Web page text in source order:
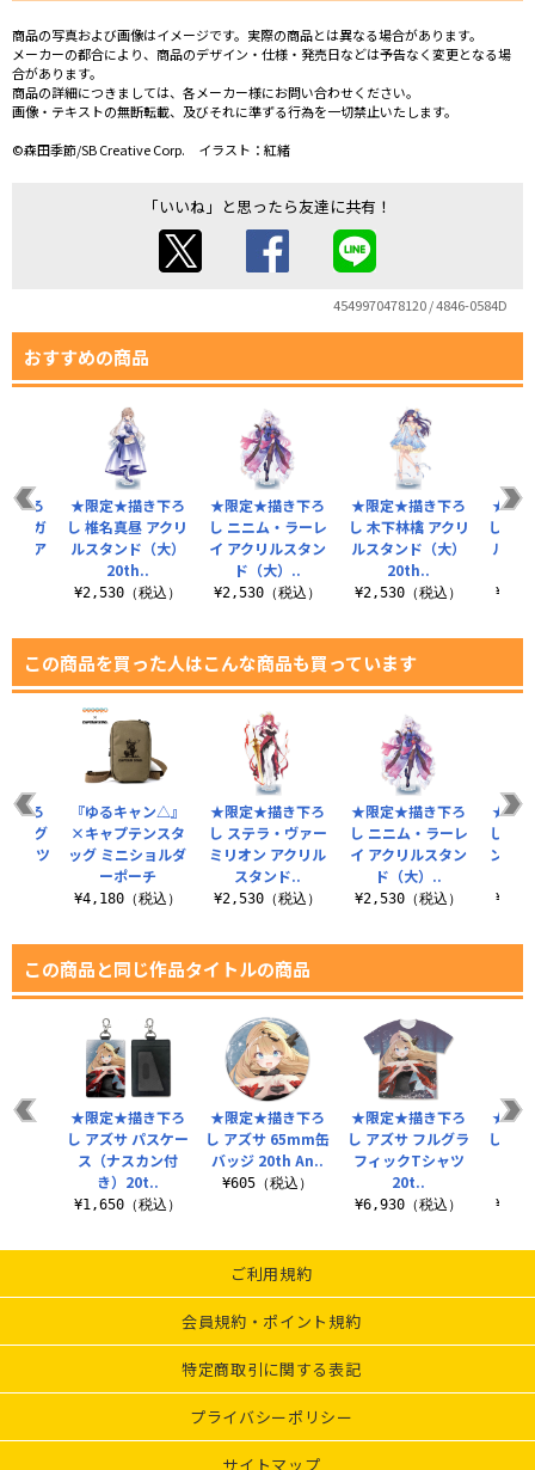
商品の写真および画像はイメージです。実際の商品とは異なる場合があります。
メーカーの都合により、商品のデザイン・仕様・発売日などは予告なく変更となる場
合があります。
商品の詳細につきましては、各メーカー様にお問い合わせください。
画像・テキストの無断転載、及びそれに準ずる行為を一切禁止いたします。
©森田季節/SB Creative Corp. イラスト：紅緒
「いいね」と思ったら友達に共有！
4549970478120 / 4846-0584D
おすすめの商品
★限定★描き下ろ
し ニニム・ラーレ
イ アクリルスタン
ド（大）..
¥2,530（税込）
★限定★描き下ろ
し 木下林檎 アクリ
ルスタンド（大）
20th..
¥2,530（税込）
★限
し ニ
ルス
下ろ
・ガ
ド ア
★限定★描き下ろ
し 椎名真昼 アクリ
ルスタンド（大）
20th..
¥2,530（税込）
この商品を買った人はこんな商品も買っています
★限定★描き下ろ
し ステラ・ヴァー
ミリオン アクリル
スタンド..
¥2,530（税込）
★限定★描き下ろ
し ニニム・ラーレ
イ アクリルスタン
ド（大）..
¥2,530（税込）
★限
し テ
ンデ
下ろ
フルグ
シャツ
『ゆるキャン△』
×キャプテンスタ
ッグ ミニショルダ
ーポーチ
¥4,180（税込）
この商品と同じ作品タイトルの商品
★限定★描き下ろ
し アズサ 65mm缶
バッジ 20th An..
¥605（税込）
★限定★描き下ろ
し アズサ フルグラ
フィックTシャツ
20t..
¥6,930（税込）
★限
し ア
★限定★描き下ろ
し アズサ パスケー
ス（ナスカン付
き）20t..
¥1,650（税込）
ご利用規約
会員規約・ポイント規約
特定商取引に関する表記
プライバシーポリシー
サイトマップ